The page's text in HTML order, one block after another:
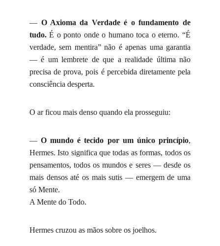
— O Axioma da Verdade é o fundamento de
tudo. É o ponto onde o humano toca o eterno. “É
verdade, sem mentira” não é apenas uma garantia
— é um lembrete de que a realidade última não
precisa de prova, pois é percebida diretamente pela
consciência desperta.
O ar ficou mais denso quando ela prosseguiu:
—O mundo é tecido por um único princípio,
Hermes. Isto significa que todas as formas, todos os
pensamentos, todos os mundos e seres — desde os
mais densos até os mais sutis — emergem de uma
só Mente.
A Mente do Todo.
Hermes cruzou as mãos sobre os joelhos.